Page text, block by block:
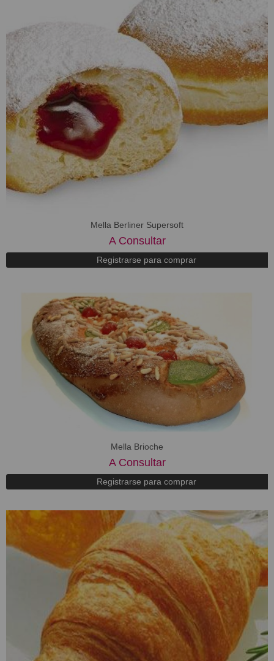
Mella Berliner Supersoft
A Consultar
Registrarse para comprar
Mella Brioche
A Consultar
Registrarse para comprar